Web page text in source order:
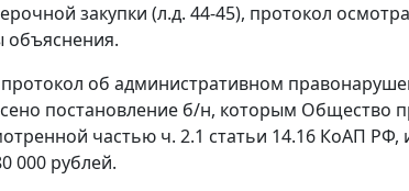
закупки (л.д. 44-45), протокол
объяснения.
об административном
постановление б/н, которым Общество
частью ч. 2.1 статьи 14.16 КоАП РФ,
000 рублей.